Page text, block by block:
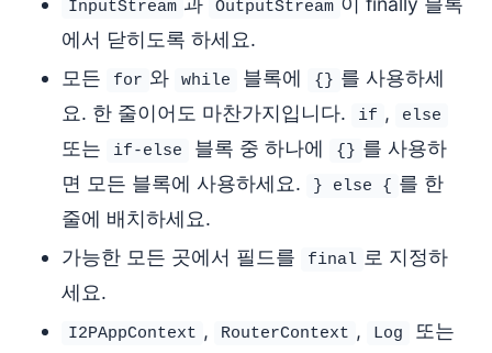
InputStream OutputStream
에서 닫히도록 하세요.
모든
for 와 while 블록에 {} 를 사용하세
요. 한 줄이어도 마찬가지입니다.
if , else
또는 if-else 블록 중 하나에 {} 를 사용하
면 모든 블록에 사용하세요.
} else { 를 한
줄에 배치하세요.
가능한 모든 곳에서 필드를
final 로 지정하
세요.
I2PAppContext , RouterContext , Log
또는